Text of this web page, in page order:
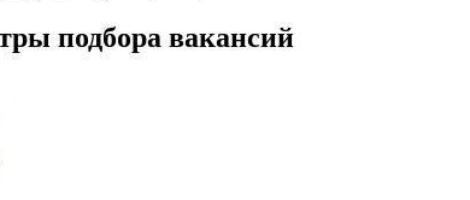
подбора вакансий